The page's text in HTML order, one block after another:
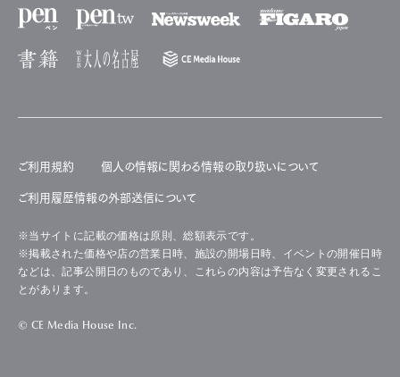
ご利用規約 個人の情報に関わる情報の取り扱いについて
ご利用履歴情報の外部送信について
※当サイトに記載の価格は原則、総額表示です。
※掲載された価格や店の営業日時、施設の開場日時、イベントの開催日時
などは、記事公開日のものであり、これらの内容は予告なく変更されるこ
とがあります。
© CE Media House Inc.